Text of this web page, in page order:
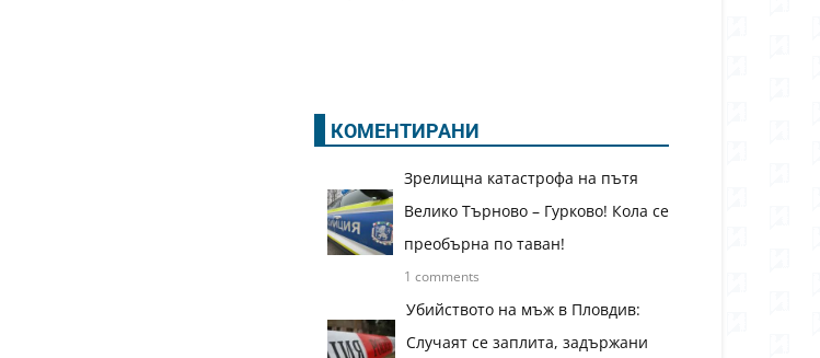
КОМЕНТИРАНИ
Зрелищна катастрофа на пътя
Велико Търново – Гурково! Кола се
преобърна по таван!
1 comments
Убийството на мъж в Пловдив:
Случаят се заплита, задържани